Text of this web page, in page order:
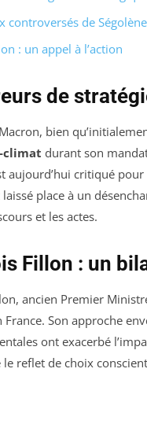
controversés de
: un appel à l’action
de
bien
durant son
aujourd’hui critiqué
place à un
et les actes.
Fillon : un
ancien Premier
France. Son approche
ont exacerbé
le reflet de choix